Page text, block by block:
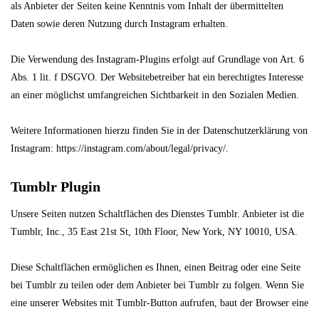
als Anbieter der Seiten keine Kenntnis vom Inhalt der übermittelten
Daten sowie deren Nutzung durch Instagram erhalten.
Die Verwendung des Instagram-Plugins erfolgt auf Grundlage von Art. 6
Abs. 1 lit. f DSGVO. Der Websitebetreiber hat ein berechtigtes Interesse
an einer möglichst umfangreichen Sichtbarkeit in den Sozialen Medien.
Weitere Informationen hierzu finden Sie in der Datenschutzerklärung von
Instagram: https://instagram.com/about/legal/privacy/.
Tumblr Plugin
Unsere Seiten nutzen Schaltflächen des Dienstes Tumblr. Anbieter ist die
Tumblr, Inc., 35 East 21st St, 10th Floor, New York, NY 10010, USA.
Diese Schaltflächen ermöglichen es Ihnen, einen Beitrag oder eine Seite
bei Tumblr zu teilen oder dem Anbieter bei Tumblr zu folgen. Wenn Sie
eine unserer Websites mit Tumblr-Button aufrufen, baut der Browser eine